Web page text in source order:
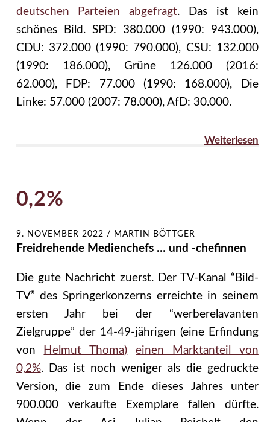
deutschen Parteien abgefragt. Das ist kein
schönes Bild. SPD: 380.000 (1990: 943.000),
CDU: 372.000 (1990: 790.000), CSU: 132.000
(1990: 186.000), Grüne 126.000 (2016:
62.000), FDP: 77.000 (1990: 168.000), Die
Linke: 57.000 (2007: 78.000), AfD: 30.000.
Weiterlesen
0,2%
9. NOVEMBER 2022 / MARTIN BÖTTGER
Freidrehende Medienchefs … und -chefinnen
Die gute Nachricht zuerst. Der TV-Kanal “Bild-
TV” des Springerkonzerns erreichte in seinem
ersten Jahr bei der “werberelavanten
Zielgruppe” der 14-49-jährigen (eine Erfindung
von
Helmut Thoma)
einen Marktanteil von
0,2%. Das ist noch weniger als die gedruckte
Version, die zum Ende dieses Jahres unter
900.000 verkaufte Exemplare fallen dürfte.